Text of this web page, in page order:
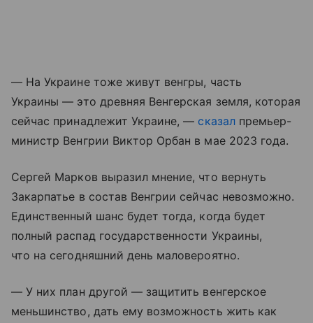
— На Украине тоже живут венгры, часть
Украины — это древняя Венгерская земля, которая
сейчас принадлежит Украине, — сказалпремьер-
министр Венгрии Виктор Орбан в мае 2023 года.
Сергей Марков выразил мнение, что вернуть
Закарпатье в состав Венгрии сейчас невозможно.
Единственный шанс будет тогда, когда будет
полный распад государственности Украины,
что на сегодняшний день маловероятно.
— У них план другой — защитить венгерское
меньшинство, дать ему возможность жить как